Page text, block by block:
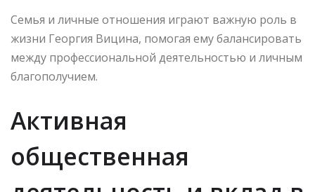
Семья и личные отношения играют важную роль в
жизни Георгия Вицина, помогая ему балансировать
между профессиональной деятельностью и личным
благополучием.
Активная
общественная